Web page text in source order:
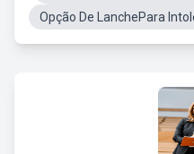
Opção De LanchePara